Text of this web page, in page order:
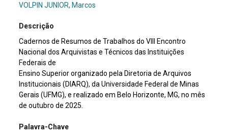
VOLPIN JUNIOR, Marcos
Descrição
Cadernos de Resumos de Trabalhos do VIII Encontro
Nacional dos Arquivistas e Técnicos das Instituições
Federais de
Ensino Superior organizado pela Diretoria de Arquivos
Institucionais (DIARQ), da Universidade Federal de Minas
Gerais (UFMG), e realizado em Belo Horizonte, MG, no mês
de outubro de 2025.
Palavra-Chave